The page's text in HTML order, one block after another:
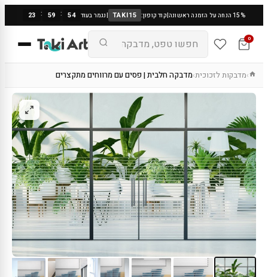
15% הנחה על הזמנה ראשונה |קוד קופון: TAKI15
|נגמר בעוד 23 : 59 : 53
0
›מדבקות לזכוכית›מדבקה חלבית | פסים עם מרווחים מתקצרים